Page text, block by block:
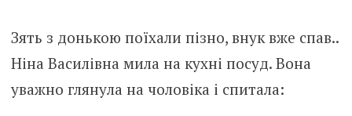
Зять з донькою поїхали пізно, внук вже спав..
Ніна Василівна мила на кухні посуд. Вона
уважно глянула на чоловіка і спитала: